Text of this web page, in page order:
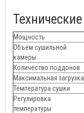
Мощность
Объем сушильной
камеры
Количество поддонов
Максимальная загрузка
Температура сушки
Регулировка
температуры